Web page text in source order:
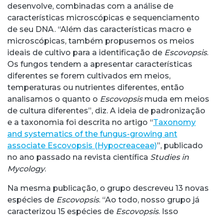
desenvolve, combinadas com a análise de
características microscópicas e sequenciamento
de seu DNA. “Além das características macro e
microscópicas, também propusemos os meios
ideais de cultivo para a identificação de Escovopsis.
Os fungos tendem a apresentar características
diferentes se forem cultivados em meios,
temperaturas ou nutrientes diferentes, então
analisamos o quanto o Escovopsismuda em meios
de cultura diferentes”, diz. A ideia de padronização
e a taxonomia foi descrita no artigo “Taxonomy
and systematics of the fungus-growing ant
associate Escovopsis (Hypocreaceae)”, publicado
no ano passado na revista científica Studies in
Mycology.
Na mesma publicação, o grupo descreveu 13 novas
espécies de Escovopsis. “Ao todo, nosso grupo já
caracterizou 15 espécies de Escovopsis. Isso